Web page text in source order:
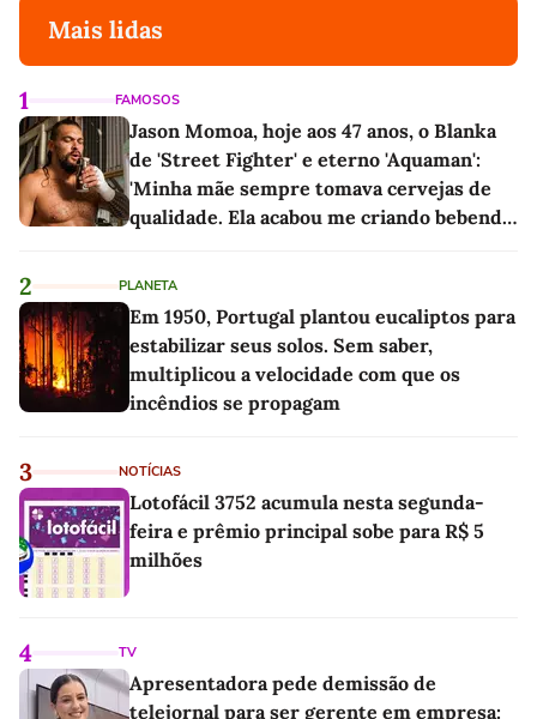
Mais lidas
1 FAMOSOS
Jason Momoa, hoje aos 47 anos, o Blanka
de 'Street Fighter' e eterno 'Aquaman':
'Minha mãe sempre tomava cervejas de
qualidade. Ela acabou me criando bebendo
2 PLANETA
Em 1950, Portugal plantou eucaliptos para
estabilizar seus solos. Sem saber,
multiplicou a velocidade com que os
incêndios se propagam
3 NOTÍCIAS
Lotofácil 3752 acumula nesta segunda-
feira e prêmio principal sobe para R$ 5
milhões
4 TV
Apresentadora pede demissão de
telejornal para ser gerente em empresa: